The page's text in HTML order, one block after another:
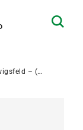
eines Münchner Viertels